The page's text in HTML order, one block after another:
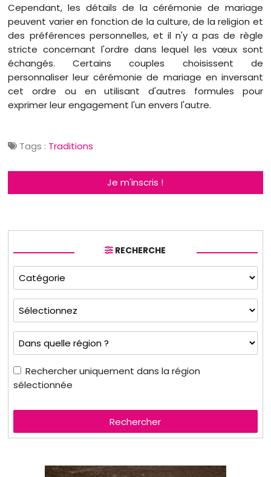
Cependant, les détails de la cérémonie de mariage
peuvent varier en fonction de la culture, de la religion et
des préférences personnelles, et il n'y a pas de règle
stricte concernant l'ordre dans lequel les vœux sont
échangés. Certains couples choisissent de
personnaliser leur cérémonie de mariage en inversant
cet ordre ou en utilisant d'autres formules pour
exprimer leur engagement l'un envers l'autre.
Tags : Traditions
Je m'inscris !
RECHERCHE
Rechercher uniquement dans la région
sélectionnée
Rechercher